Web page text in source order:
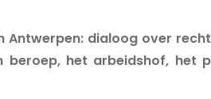
Antwerpen: dialoog over
het arbeidshof, het